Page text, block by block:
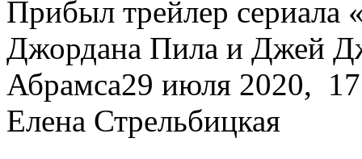
Прибыл трeйлeр сeриaлa
Джордана Пила и Джей
Абрамса29 июля 2020,
Елена Стрельбицкая